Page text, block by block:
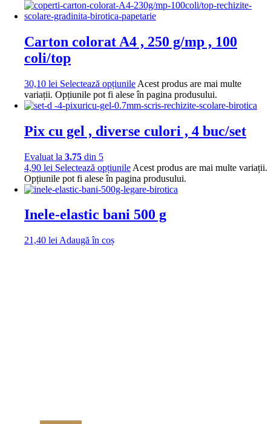
Carton colorat A4 , 250 g/mp , 100
coli/top
30,10 lei Selectează opțiunile Acest produs are mai multe
variații. Opțiunile pot fi alese în pagina produsului.
Pix cu gel , diverse culori , 4 buc/set
Evaluat la 3.75 din 5
4,90 lei Selectează opțiunile Acest produs are mai multe variații.
Opțiunile pot fi alese în pagina produsului.
Inele-elastic bani 500 g
21,40 lei Adaugă în coș